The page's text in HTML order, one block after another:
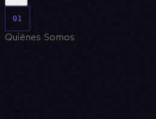
01
Quiénes Somos